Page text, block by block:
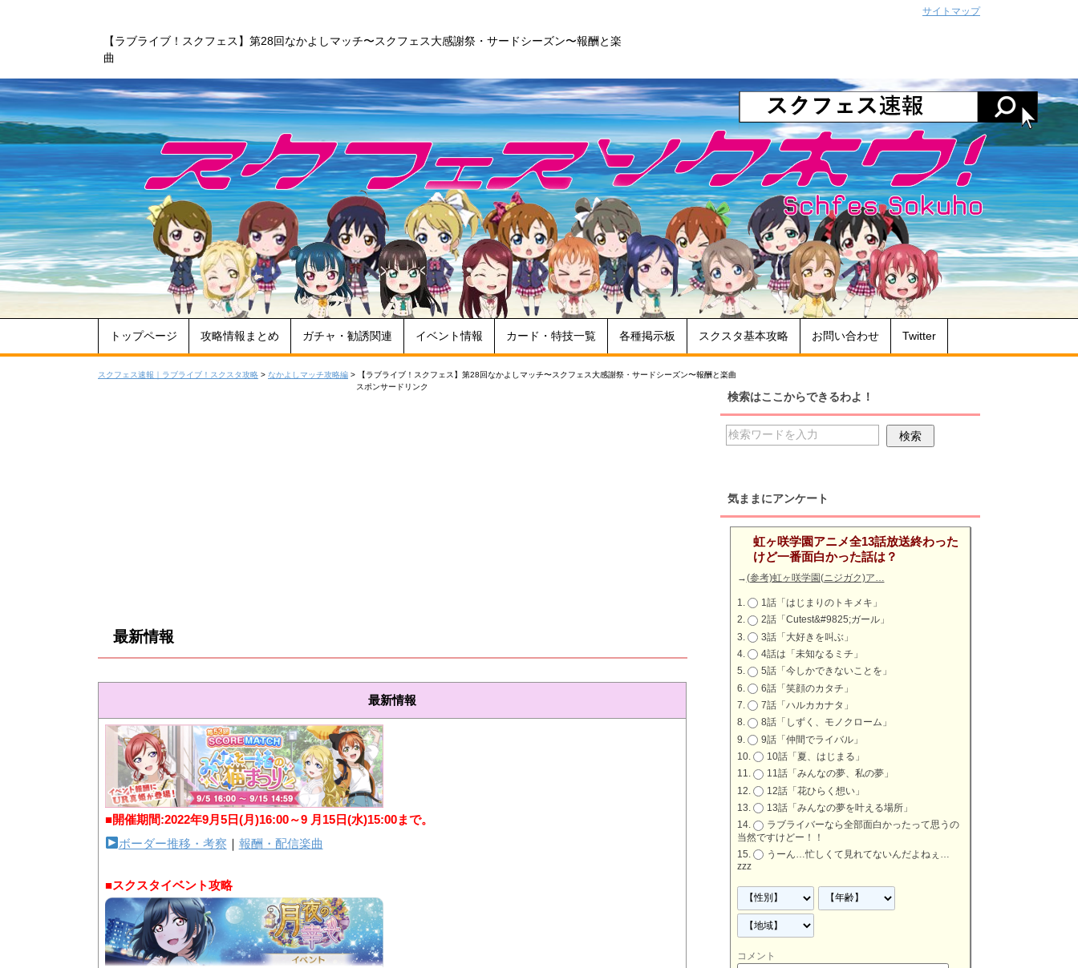
【ラブライブ！スクフェス】第28回なかよしマッチ〜スクフェス大感謝祭・サードシーズン〜報酬と楽
曲
トップページ 攻略情報まとめ ガチャ・勧誘関連 イベント情報 カード・特技一覧 各種掲示板 スクスタ基本攻略 お問い合わせ Twitter
スクフェス速報｜ラブライブ！スクスタ攻略 > なかよしマッチ攻略編 >
【ラブライブ！スクフェス】第28回なかよしマッチ〜スクフェス大感謝祭・サードシーズン〜報酬と楽曲
スポンサードリンク
最新情報
最新情報
■開催期間:2022年9月5日(月)16:00～9 月15日(水)15:00まで。
ボーダー推移・考察 ｜ 報酬・配信楽曲
■スクスタイベント攻略
検索はここからできるわよ！
気ままにアンケート
虹ヶ咲学園アニメ全13話放送終わった
けど一番面白かった話は？
→(参考)虹ヶ咲学園(ニジガク)ア…
1話「はじまりのトキメキ」
2話「Cutest&#9825;ガール」
3話「大好きを叫ぶ」
4話は「未知なるミチ」
5話「今しかできないことを」
6話「笑顔のカタチ」
7話「ハルカカナタ」
8話「しずく、モノクローム」
9話「仲間でライバル」
10話「夏、はじまる」
11話「みんなの夢、私の夢」
12話「花ひらく想い」
13話「みんなの夢を叶える場所」
ラブライバーなら全部面白かったって思うの
当然ですけどー！！
うーん…忙しくて見れてないんだよねぇ…
zzz
コメント
サイトマップ